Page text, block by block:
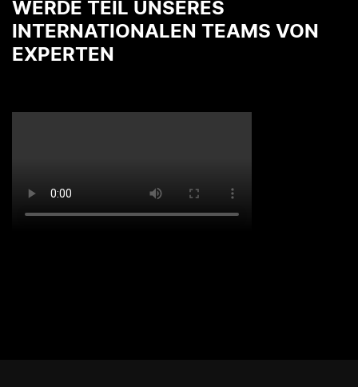
WERDE TEIL UNSERES
INTERNATIONALEN TEAMS VON
EXPERTEN